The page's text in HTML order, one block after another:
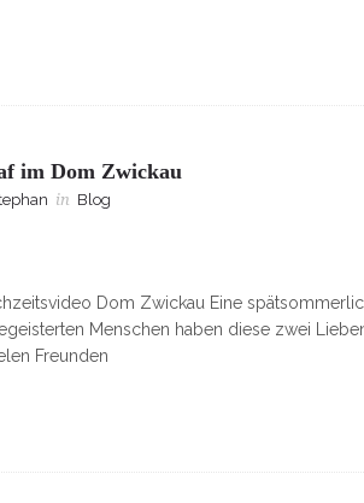
im Dom Zwickau
in Blog
Dom Zwickau Eine
Menschen haben diese zwei
Freunden